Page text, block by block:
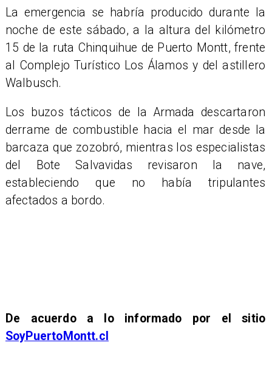
La emergencia se habría producido durante la
noche de este sábado, a la altura del kilómetro
15 de la ruta Chinquihue de Puerto Montt, frente
al Complejo Turístico Los Álamos y del astillero
Walbusch.
​Los buzos tácticos de la Armada descartaron
derrame de combustible hacia el mar desde la
barcaza que zozobró, mientras los especialistas
del Bote Salvavidas revisaron la nave,
estableciendo que no había tripulantes
afectados a bordo.
De acuerdo a lo informado por el sitio
SoyPuertoMontt.cl